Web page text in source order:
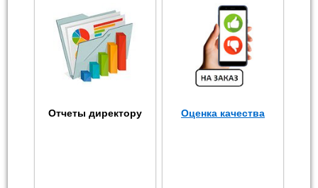
Отчеты директору Оценка качества